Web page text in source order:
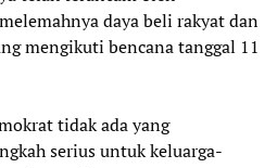
daya beli rakyat dan
mengikuti bencana tanggal 11
tidak ada yang
serius untuk keluarga-